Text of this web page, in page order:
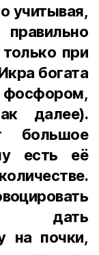
учитывая,
при
богата
далее).
большое
есть её
дать
на почки,